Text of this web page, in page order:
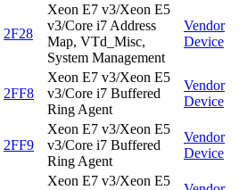
2F28
Xeon E7 v3/Xeon E5
v3/Core i7 Address
Map, VTd_Misc,
System Management
Vendor
Device
2FF8
Xeon E7 v3/Xeon E5
v3/Core i7 Buffered
Ring Agent
Vendor
Device
2FF9
Xeon E7 v3/Xeon E5
v3/Core i7 Buffered
Ring Agent
Vendor
Device
Xeon E7 v3/Xeon E5